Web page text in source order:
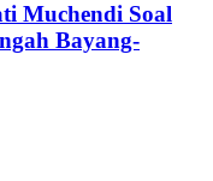
Muchendi Soal
Bayang-